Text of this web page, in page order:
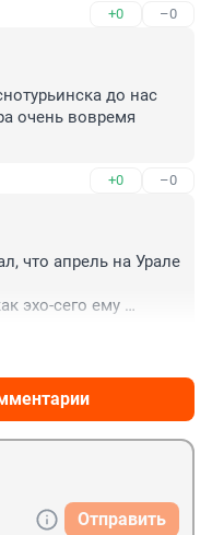
+0 –0
до нас
очень вовремя
+0 –0
что апрель на Урале
эхо-сего ему
Отправить